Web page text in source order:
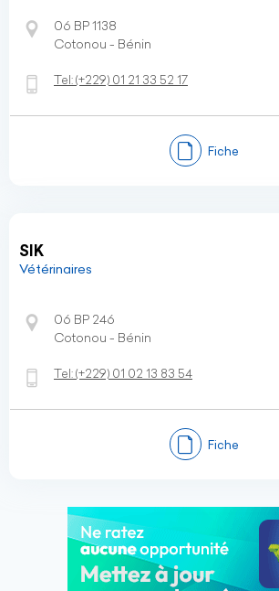
06 BP 1138
Cotonou - Bénin
Tel:(+229) 01 21 33 52 17
Fiche
SIK
Vétérinaires
06 BP 246
Cotonou - Bénin
Tel:(+229) 01 02 13 83 54
Fiche